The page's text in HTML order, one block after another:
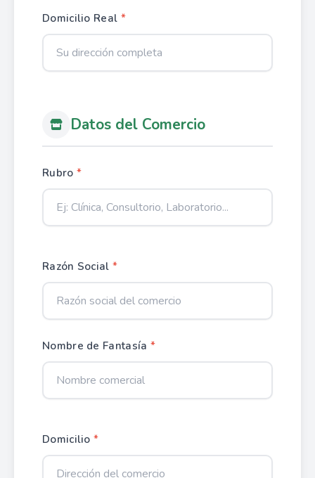
Domicilio Real *
Datos del Comercio
Rubro *
Razón Social *
Nombre de Fantasía *
Domicilio*